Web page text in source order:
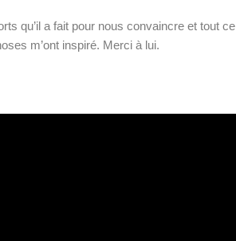
qu’il a fait pour nous convaincre et tout ce
m’ont inspiré. Merci à lui.